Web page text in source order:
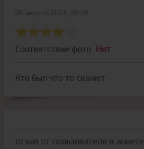
Соответствие фото: Нет
Кто был что то скажет
отзыв от пользователя в анкете